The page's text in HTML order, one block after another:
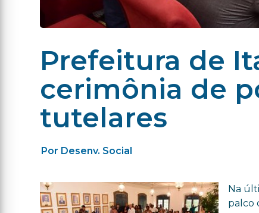
Prefeitura de
cerimônia de
tutelares
Por Desenv. Social
Na
palco